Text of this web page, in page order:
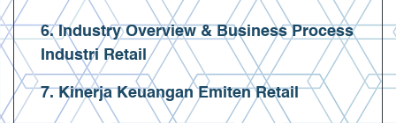
6. Industry Overview & Business Process
Industri Retail
7. Kinerja Keuangan Emiten Retail